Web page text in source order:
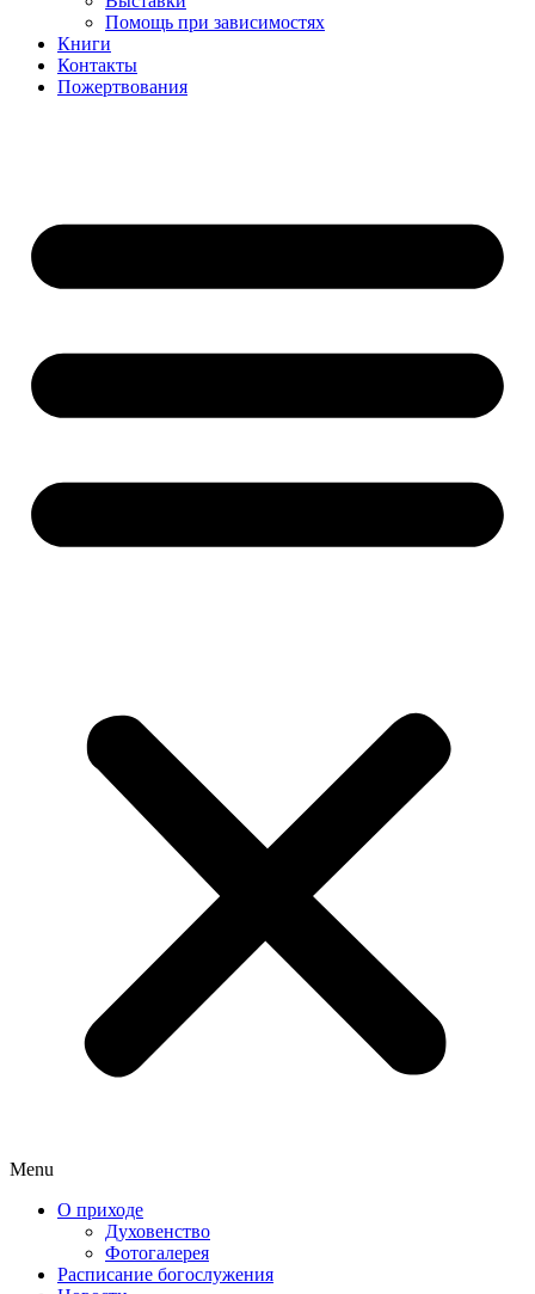
Помощь при зависимостях
Книги
Контакты
Пожертвования
Menu
О приходе
Духовенство
Фотогалерея
Расписание богослужения